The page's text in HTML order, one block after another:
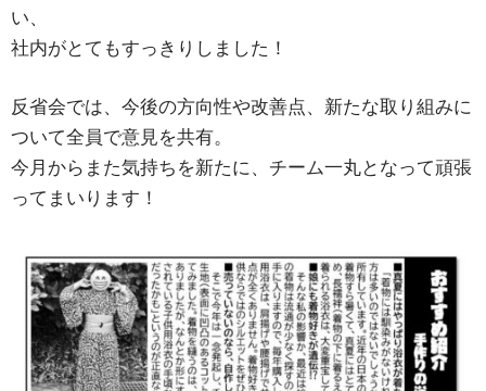
い、
社内がとてもすっきりしました！
反省会では、今後の方向性や改善点、新たな取り組みに
ついて全員で意見を共有。
今月からまた気持ちを新たに、チーム一丸となって頑張
ってまいります！